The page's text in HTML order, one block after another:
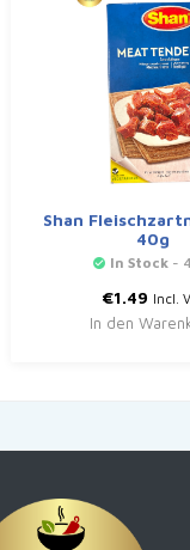
Shan
40g
In Stock -
€1.49 Incl.
In den